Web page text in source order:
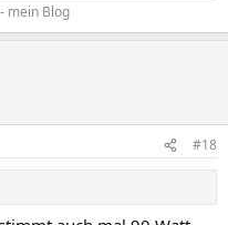
mein Blog​
#18